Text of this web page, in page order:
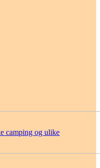
camping og ulike